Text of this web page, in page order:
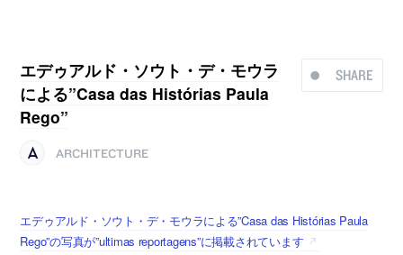
SHARE
エデゥアルド・ソウト・デ・モウラ
による”Casa das Histórias Paula
Rego”
ARCHITECTURE
エデゥアルド・ソウト・デ・モウラによる”Casa das Histórias Paula
Rego”の写真が”ultimas reportagens”に掲載されています